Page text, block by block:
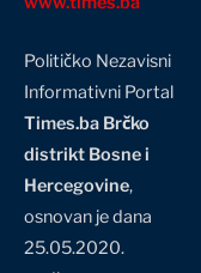
Političko Nezavisni
Informativni Portal
Times.ba Brčko
distrikt Bosne i
Hercegovine,
osnovan je dana
25.05.2020.